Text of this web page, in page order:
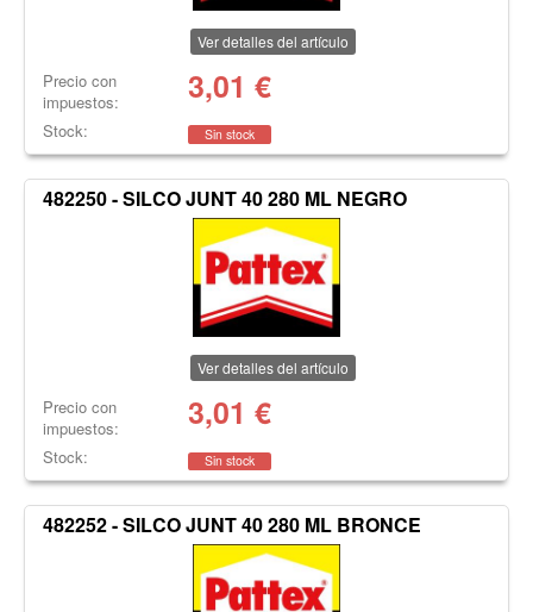
Ver detalles del artículo
Precio con
impuestos:
3,01 €
Stock: Sin stock
482250 - SILCO JUNT 40 280 ML NEGRO
Ver detalles del artículo
Precio con
impuestos:
3,01 €
Stock: Sin stock
482252 - SILCO JUNT 40 280 ML BRONCE